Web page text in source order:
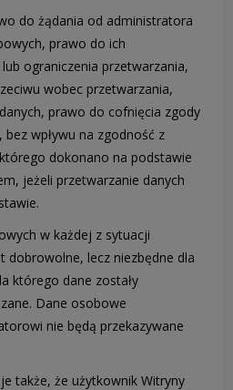
do żądania od administratora
prawo do ich
ograniczenia przetwarzania,
wobec przetwarzania,
prawo do cofnięcia zgody
wpływu na zgodność z
dokonano na podstawie
jeżeli przetwarzanie danych
w każdej z sytuacji
dobrowolne, lecz niezbędne dla
którego dane zostały
Dane osobowe
nie będą przekazywane
także, że użytkownik Witryny